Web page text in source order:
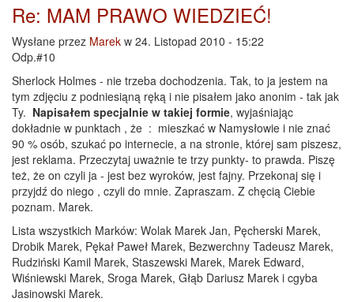
Re: MAM PRAWO WIEDZIEĆ!
Wysłane przez Marek w 24. Listopad 2010 - 15:22
Odp.#10
Sherlock Holmes - nie trzeba dochodzenia. Tak, to ja jestem na
tym zdjęciu z podniesiąną ręką i nie pisałem jako anonim - tak jak
Ty. Napisałem specjalnie w takiej formie, wyjaśniając
dokładnie w punktach , że : mieszkać w Namysłowie i nie znać
90 % osób, szukać po internecie, a na stronie, której sam piszesz,
jest reklama. Przeczytaj uważnie te trzy punkty- to prawda. Piszę
też, że on czyli ja - jest bez wyroków, jest fajny. Przekonaj się i
przyjdź do niego , czyli do mnie. Zapraszam. Z chęcią Ciebie
poznam. Marek.
Lista wszystkich Marków: Wolak Marek Jan, Pęcherski Marek,
Drobik Marek, Pękał Paweł Marek, Bezwerchny Tadeusz Marek,
Rudziński Kamil Marek, Staszewski Marek, Marek Edward,
Wiśniewski Marek, Sroga Marek, Głąb Dariusz Marek i cgyba
Jasinowski Marek.